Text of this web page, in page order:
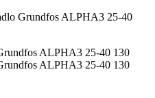
Grundfos ALPHA3 25-40